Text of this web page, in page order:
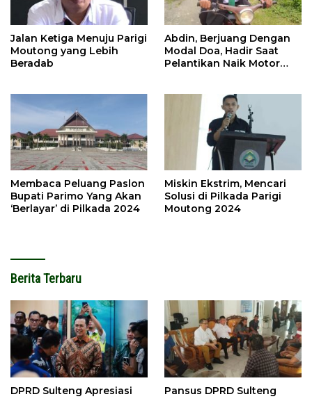
Jalan Ketiga Menuju Parigi
Moutong yang Lebih
Beradab
Abdin, Berjuang Dengan
Modal Doa, Hadir Saat
Pelantikan Naik Motor
Membaca Peluang Paslon
Bupati Parimo Yang Akan
‘Berlayar’ di Pilkada 2024
Miskin Ekstrim, Mencari
Solusi di Pilkada Parigi
Moutong 2024
Berita Terbaru
DPRD Sulteng Apresiasi
Pansus DPRD Sulteng